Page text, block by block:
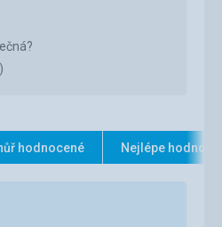
na kole. Klientelu tvoří
- nekonečné písečné
zejména delším
na kole. Klientelu tvoří
4,0/ 5
)
hodnocené Nejlépe